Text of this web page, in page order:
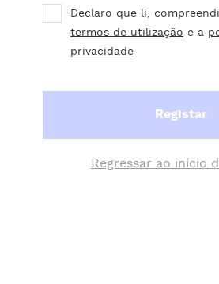
Declaro que li,
termos de utilização e a
privacidade
Registar
Regressar ao início